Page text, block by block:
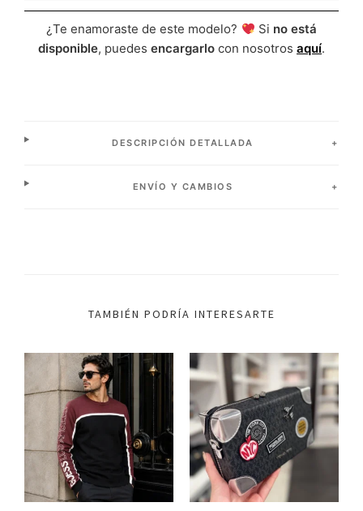
¿Te enamoraste de este modelo? Si no está
disponible, puedes encargarlo con nosotros aquí.
DESCRIPCIÓN DETALLADA
ENVÍO Y CAMBIOS
TAMBIÉN PODRÍA INTERESARTE